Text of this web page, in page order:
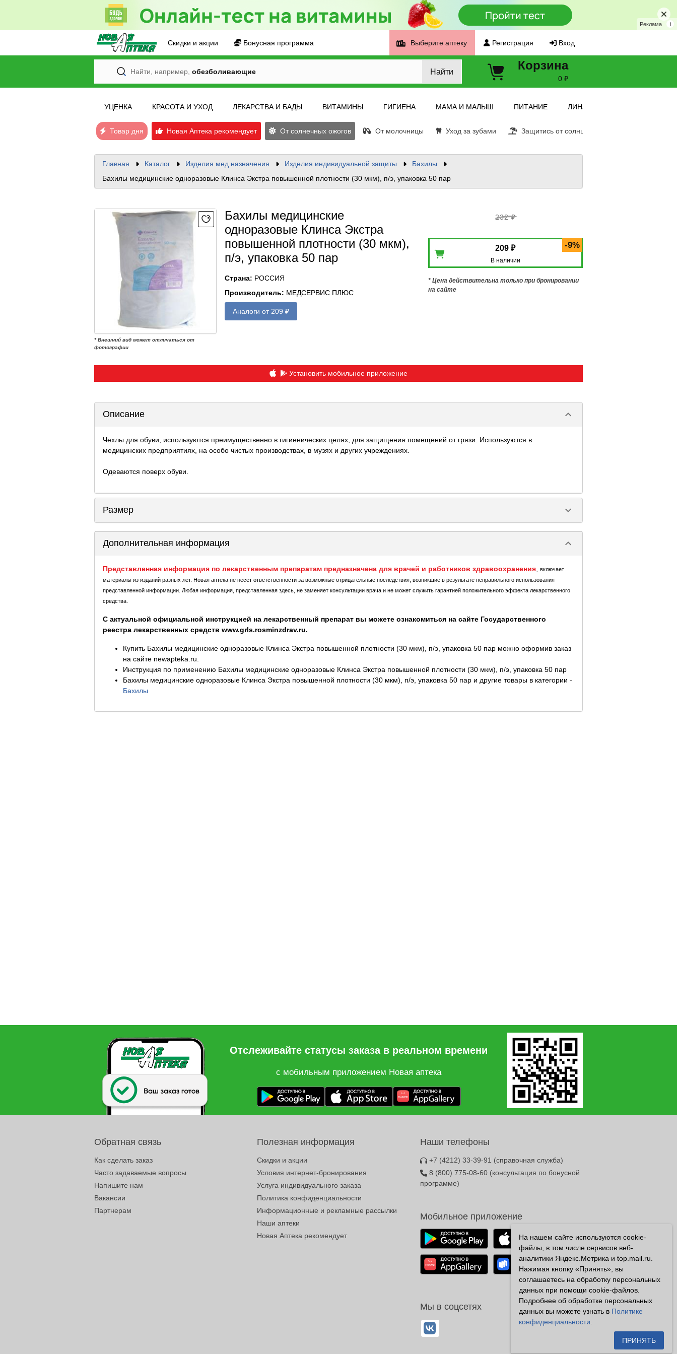
Реклама i
Скидки и акции Бонусная программа Выберите аптеку Регистрация Вход
Найти, например, обезболивающие Найти Корзина
0 ₽
УЦЕНКА КРАСОТА И УХОД ЛЕКАРСТВА И БАДЫ ВИТАМИНЫ ГИГИЕНА МАМА И МАЛЫШ ПИТАНИЕ ЛИНЗЫ
Товар дня Новая Аптека рекомендует От солнечных ожогов От молочницы Уход за зубами Защитись от солнца
Главная Каталог Изделия мед назначения Изделия индивидуальной защиты
Бахилы
Бахилы медицинские одноразовые Клинса Экстра повышенной плотности (30 мкм), п/э, упаковка 50 пар
* Внешний вид может отличаться от
фотографии
Бахилы медицинские
одноразовые Клинса Экстра
повышенной плотности (30 мкм),
п/э, упаковка 50 пар
Страна: РОССИЯ
Производитель: МЕДСЕРВИС ПЛЮС
Аналоги от 209 ₽
232 ₽
-9%
209 ₽
В наличии
* Цена действительна только при бронировании
на сайте
Установить мобильное приложение
Описание keyboard_arrow_down
Чехлы для обуви, используются преимущественно в гигиенических целях, для защищения помещений от грязи. Используются в
медицинских предприятиях, на особо чистых производствах, в музях и других учреждениях.
Одеваются поверх обуви.
Размер keyboard_arrow_down
Дополнительная информация keyboard_arrow_down
Представленная информация по лекарственным препаратам предназначена для врачей и работников здравоохранения
включает
материалы из изданий разных лет. Новая аптека не несет ответственности за возможные отрицательные последствия, возникшие в результате неправильного использования
представленной информации. Любая информация, представленная здесь, не заменяет консультации врача и не может служить гарантией положительного эффекта лекарственного
средства.
С актуальной официальной инструкцией на лекарственный препарат вы можете ознакомиться на сайте Государственного
реестра лекарственных средств www.grls.rosminzdrav.ru.
Купить Бахилы медицинские одноразовые Клинса Экстра повышенной плотности (30 мкм), п/э, упаковка 50 пар можно оформив заказ
на сайте newapteka.ru.
Инструкция по применению Бахилы медицинские одноразовые Клинса Экстра повышенной плотности (30 мкм), п/э, упаковка 50 пар
Бахилы медицинские одноразовые Клинса Экстра повышенной плотности (30 мкм), п/э, упаковка 50 пар и другие товары в категории -
Бахилы
Отслеживайте статусы заказа в реальном времени
с мобильным приложением Новая аптека
Обратная связь
Как сделать заказ
Часто задаваемые вопросы
Напишите нам
Вакансии
Партнерам
Полезная информация
Скидки и акции
Условия интернет-бронирования
Услуга индивидуального заказа
Политика конфиденциальности
Информационные и рекламные рассылки
Наши аптеки
Новая Аптека рекомендует
Наши телефоны
+7 (4212) 33-39-91 (справочная служба)
8 (800) 775-08-60 (консультация по бонусной
программе)
Мобильное приложение
Мы в соцсетях
На нашем сайте используются cookie-
файлы, в том числе сервисов веб-
аналитики Яндекс.Метрика и top.mail.ru.
Нажимая кнопку «Принять», вы
соглашаетесь на обработку персональных
данных при помощи cookie-файлов.
Подробнее об обработке персональных
данных вы можете узнать в Политике
конфиденциальности
ПРИНЯТЬ